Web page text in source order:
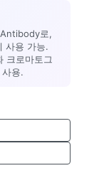
로,
사용 가능.
크로마토그
용.